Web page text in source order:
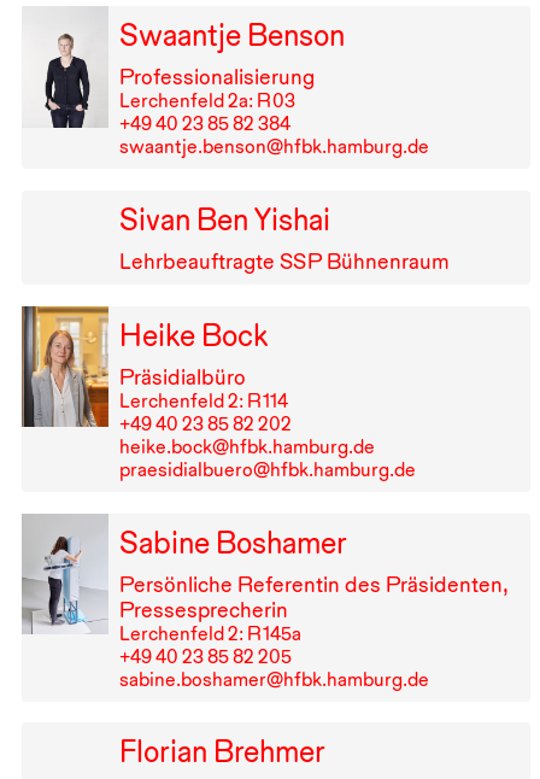
Swaantje Benson
Professionalisierung
Lerchenfeld 2a: R⁠ ⁠03
+49⁠ ⁠40⁠ ⁠23⁠ ⁠85⁠ ⁠82⁠ ⁠384
swaantje.benson@hfbk.hamburg.de
Sivan Ben Yishai
Lehrbeauftragte SSP Bühnenraum
Heike Bock
Präsidialbüro
Lerchenfeld 2: R⁠ ⁠114
+49⁠ ⁠40⁠ ⁠23⁠ ⁠85⁠ ⁠82⁠ ⁠202
heike.bock@hfbk.hamburg.de
praesidialbuero@hfbk.hamburg.de
Sabine Boshamer
Persönliche Referentin des Präsidenten,
Pressesprecherin
Lerchenfeld 2: R⁠ ⁠145a
+49⁠ ⁠40⁠ ⁠23⁠ ⁠85⁠ ⁠82⁠ ⁠205
sabine.boshamer@hfbk.hamburg.de
Florian Brehmer